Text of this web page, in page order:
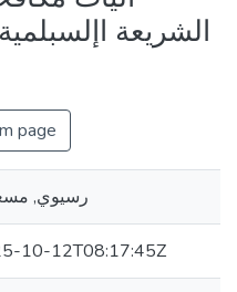
الشريعة
page
رسيوي,
10-12T08:17:45Z